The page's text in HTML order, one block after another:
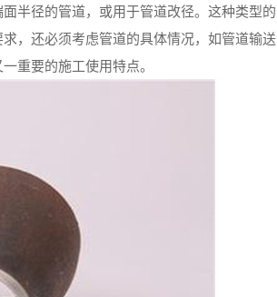
半径的管道，或用于管道改径。这种类型的
，还必须考虑管道的具体情况，如管道输送
重要的施工使用特点。